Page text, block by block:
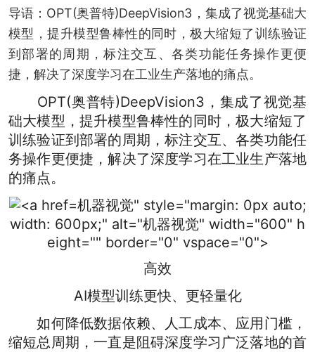
导语：OPT(奥普特)DeepVision3，集成了视觉基础大
模型，提升模型鲁棒性的同时，极大缩短了训练验证
到部署的周期，标注交互、各类功能任务操作更便
捷，解决了深度学习在工业生产落地的痛点。
OPT(奥普特)DeepVision3，集成了视觉基
础大模型，提升模型鲁棒性的同时，极大缩短了
训练验证到部署的周期，标注交互、各类功能任
务操作更便捷，解决了深度学习在工业生产落地
的痛点。
机器视觉" style="margin: 0px auto;
width: 600px;" alt="机器视觉" width="600" h
eight="" border="0" vspace="0">
高效
AI模型训练更快、更轻量化
如何降低数据依赖、人工成本、应用门槛，
缩短总周期，一直是阻碍深度学习广泛落地的首